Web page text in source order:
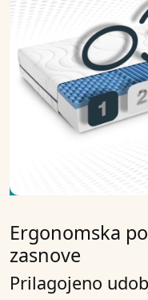
Ergonomska
zasnove
Prilagojeno